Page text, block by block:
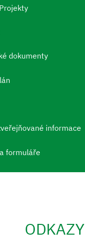
dokumenty
informace
formuláře
ODKAZY